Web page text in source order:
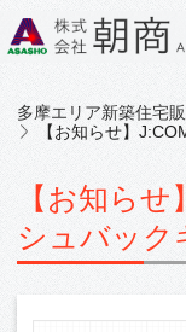
多摩エリア新築住宅
【お知らせ】
【お知ら
シュバック